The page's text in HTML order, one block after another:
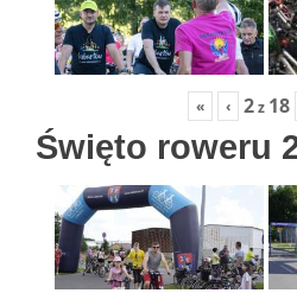
« ‹ 2z 18
Święto roweru